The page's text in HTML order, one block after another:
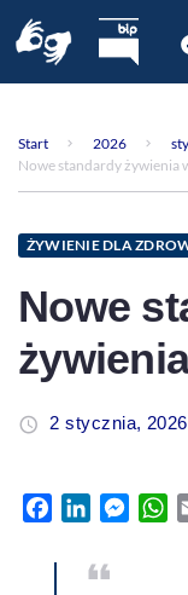
Dla Pacjenta
Poradnie
Aktualności
Kontakt
Start 2026
Nowe standardy żywienia
ŻYWIENIE DLA
Nowe
2 stycznia,
FacebookLinkedIn